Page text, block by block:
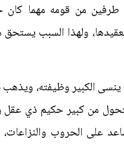
طرفين من قومه مهما كان
ولهذا السبب يستحق
ينسى الكبير وظيفته،
من كبير حكيم ذي عقل
على الحروب والنزاعات،